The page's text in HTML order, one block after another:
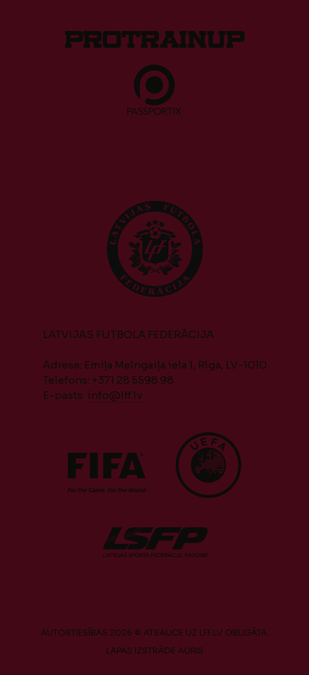
LATVIJAS FUTBOLA FEDERĀCIJA
Adrese: Emiļa Melngaiļa iela 1, Rīga, LV-1010
Telefons: +371 28 5598 98
E-pasts: info@lff.lv
AUTORTIESĪBAS 2026 © ATSAUCE UZ LFF.LV OBLIGĀTA.
LAPAS IZSTRĀDE AURIS